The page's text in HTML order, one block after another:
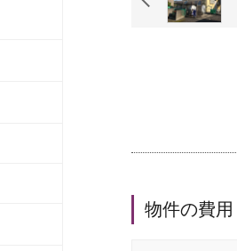
物件の費